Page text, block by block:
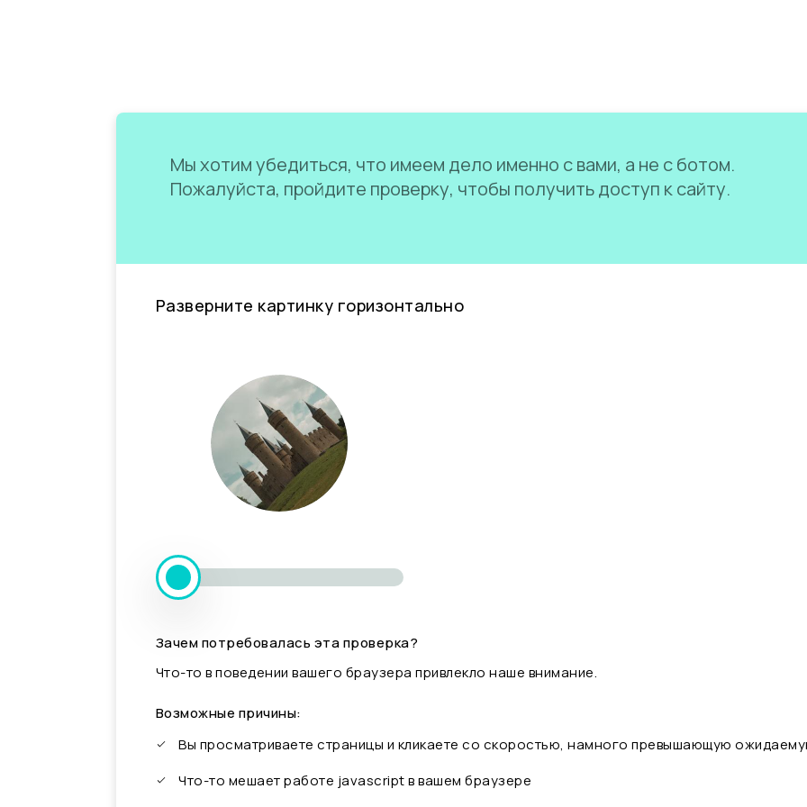
Мы хотим убедиться, что имеем дело именно с вами, а не с ботом.
Пожалуйста, пройдите проверку, чтобы получить доступ к сайту.
Разверните картинку горизонтально
Зачем потребовалась эта проверка?
Что-то в поведении вашего браузера привлекло наше внимание.
Возможные причины:
Вы просматриваете страницы и кликаете со скоростью, намного превышающую
Что-то мешает работе javascript в вашем браузере